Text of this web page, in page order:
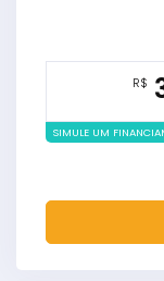
R$
SIMULE UM